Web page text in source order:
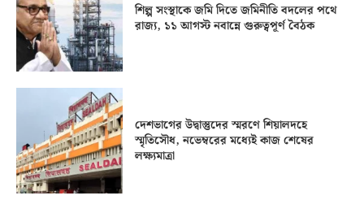
শিল্প সংস্থাকে জমি দিতে জমিনীতি বদলের পথে
রাজ্য, ১১ আগস্ট নবান্নে গুরুত্বপূর্ণ বৈঠক
দেশভাগের উদ্বাস্তুদের স্মরণে শিয়ালদহে
স্মৃতিসৌধ, নভেম্বরের মধ্যেই কাজ শেষের
লক্ষ্যমাত্রা